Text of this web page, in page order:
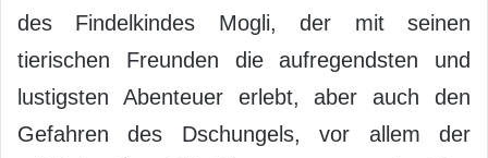
des Findelkindes Mogli, der mit seinen
tierischen Freunden die aufregendsten und
lustigsten Abenteuer erlebt, aber auch den
Gefahren des Dschungels, vor allem der